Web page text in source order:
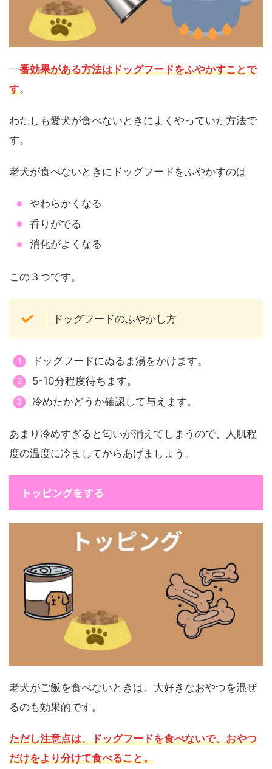
一番効果がある方法はドッグフードをふやかすことで
す。
わたしも愛犬が食べないときによくやっていた方法で
す。
老犬が食べないときにドッグフードをふやかすのは
やわらかくなる
香りがでる
消化がよくなる
この３つです。
ドッグフードのふやかし方
ドッグフードにぬるま湯をかけます。
5-10分程度待ちます。
冷めたかどうか確認して与えます。
あまり冷めすぎると匂いが消えてしまうので、人肌程
度の温度に冷ましてからあげましょう。
トッピングをする
老犬がご飯を食べないときは。大好きなおやつを混ぜ
るのも効果的です。
ただし注意点は、ドッグフードを食べないで、おやつ
だけをより分けて食べること。